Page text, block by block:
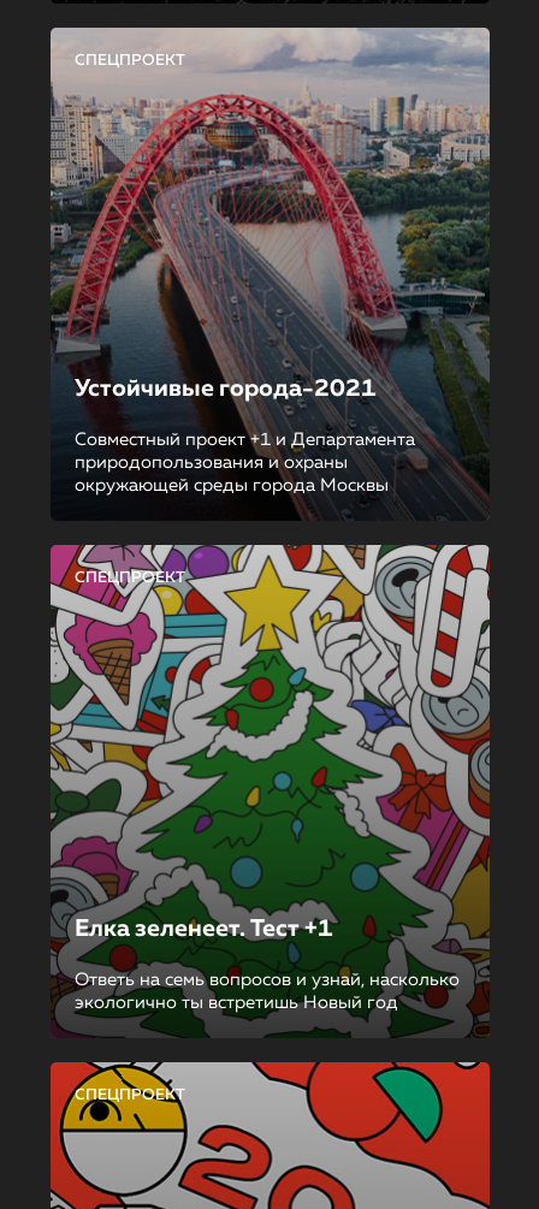
СПЕЦПРОЕКТ
Устойчивые города-2021
Совместный проект +1 и Департамента
природопользования и охраны
окружающей среды города Москвы
СПЕЦПРОЕКТ
Елка зеленеет. Тест +1
Ответь на семь вопросов и узнай, насколько
экологично ты встретишь Новый год
СПЕЦПРОЕКТ